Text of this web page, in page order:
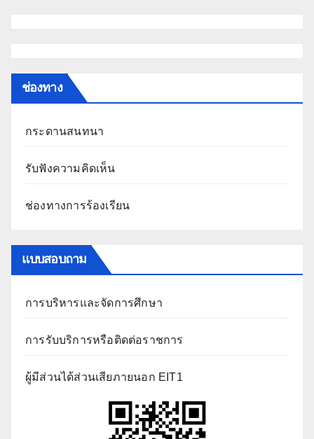
ช่องทาง
กระดานสนทนา
รับฟังความคิดเห็น
ช่องทางการร้องเรียน
แบบสอบถาม
การบริหารและจัดการศึกษา
การรับบริการหรือติดต่อราชการ
ผู้มีส่วนได้ส่วนเสียภายนอก EIT1